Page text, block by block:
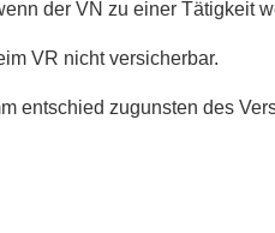
der VN zu einer Tätigkeit
VR nicht versicherbar.
entschied zugunsten des